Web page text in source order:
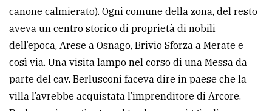
canone calmierato). Ogni comune della zona, del resto
aveva un centro storico di proprietà di nobili
dell’epoca, Arese a Osnago, Brivio Sforza a Merate e
così via. Una visita lampo nel corso di una Messa da
parte del cav. Berlusconi faceva dire in paese che la
villa l’avrebbe acquistata l’imprenditore di Arcore.